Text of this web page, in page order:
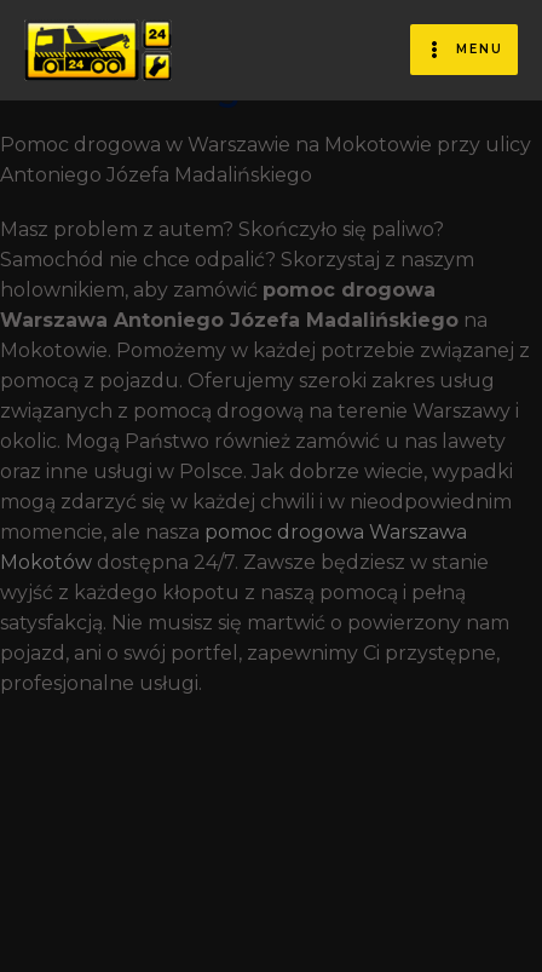
MENU
Pomoc Drogowa Warszawa
Antoniego Józefa
Madalińskiego
Pomoc drogowa w Warszawie na Mokotowie przy ulicy
Antoniego Józefa Madalińskiego
Masz problem z autem? Skończyło się paliwo?
Samochód nie chce odpalić? Skorzystaj z naszym
holownikiem, aby zamówić pomoc drogowa
Warszawa Antoniego Józefa Madalińskiego na
Mokotowie. Pomożemy w każdej potrzebie związanej z
pomocą z pojazdu. Oferujemy szeroki zakres usług
związanych z pomocą drogową na terenie Warszawy i
okolic. Mogą Państwo również zamówić u nas lawety
oraz inne usługi w Polsce. Jak dobrze wiecie, wypadki
mogą zdarzyć się w każdej chwili i w nieodpowiednim
momencie, ale nasza pomoc drogowa Warszawa
Mokotów dostępna 24/7. Zawsze będziesz w stanie
wyjść z każdego kłopotu z naszą pomocą i pełną
satysfakcją. Nie musisz się martwić o powierzony nam
pojazd, ani o swój portfel, zapewnimy Ci przystępne,
profesjonalne usługi.